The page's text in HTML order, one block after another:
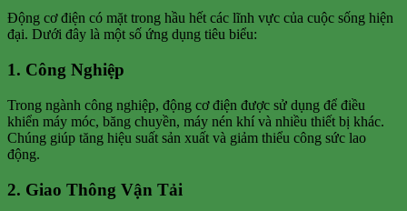
Động cơ điện có mặt trong hầu hết các lĩnh vực của cuộc sống hiện
đại. Dưới đây là một số ứng dụng tiêu biểu:
1. Công Nghiệp
Trong ngành công nghiệp, động cơ điện được sử dụng để điều
khiển máy móc, băng chuyền, máy nén khí và nhiều thiết bị khác.
Chúng giúp tăng hiệu suất sản xuất và giảm thiểu công sức lao
động.
2. Giao Thông Vận Tải